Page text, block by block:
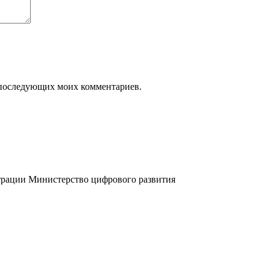
моих комментариев.
Министерство цифрового развития